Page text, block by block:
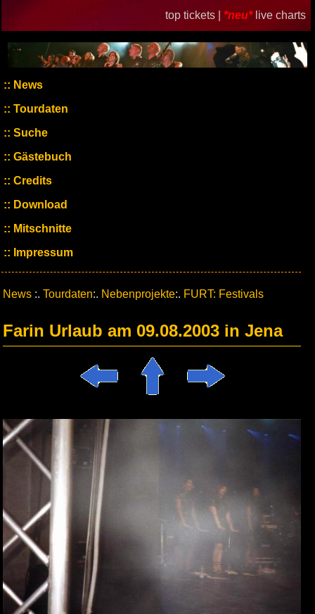
top tickets | *neu* live charts
News
Tourdaten
Suche
Gästebuch
Credits
Download
Mitschnitte
Impressum
News :. Tourdaten:. Nebenprojekte:. FURT: Festivals
Farin Urlaub am 09.08.2003 in Jena